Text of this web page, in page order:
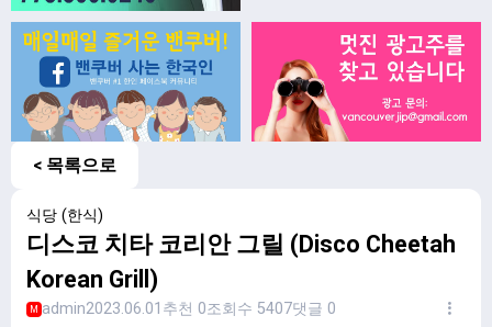
< 목록으로
식당 (한식)
디스코 치타 코리안 그릴 (Disco Cheetah
Korean Grill)
M admin2023.06.01 추천 0조회수 5407댓글 0